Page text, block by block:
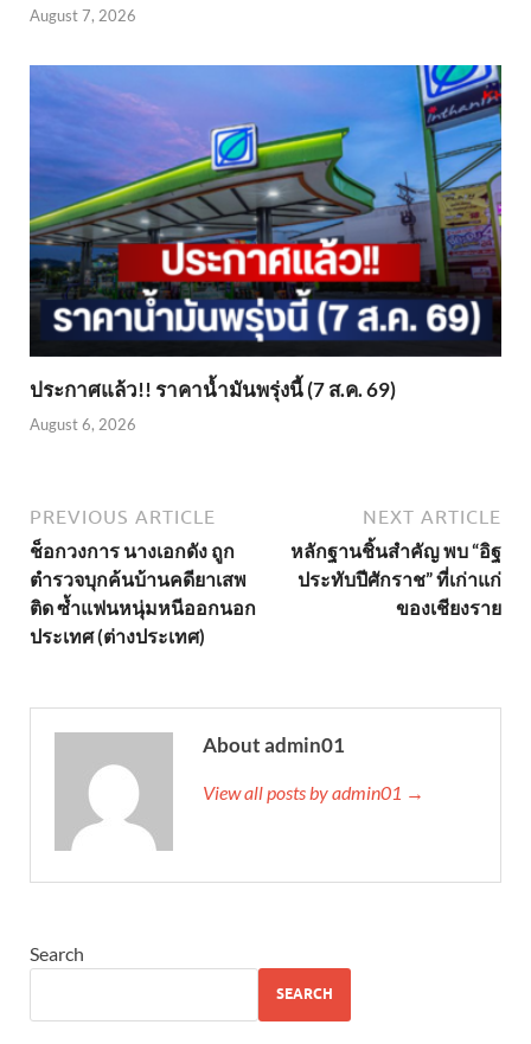
August 7, 2026
ประกาศแล้ว!! ราคาน้ำมันพรุ่งนี้ (7 ส.ค. 69)
August 6, 2026
PREVIOUS ARTICLE
ช็อกวงการ นางเอกดัง ถูก
ตำรวจบุกค้นบ้านคดียาเสพ
ติด ซ้ำแฟนหนุ่มหนีออกนอก
ประเทศ (ต่างประเทศ)
NEXT ARTICLE
หลักฐานชิ้นสำคัญ พบ “อิฐ
ประทับปีศักราช” ที่เก่าแก่
ของเชียงราย
About admin01
View all posts by admin01 →
Search
SEARCH